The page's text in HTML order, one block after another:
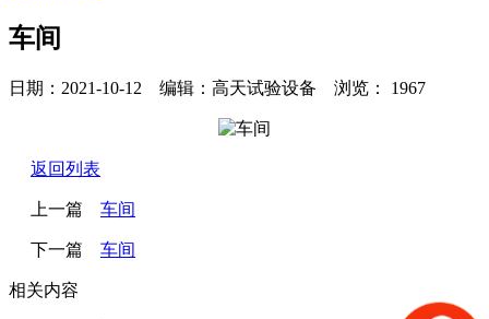
车间
日期：2021-10-12 编辑：高天试验设备 浏览： 1967
返回列表
上一篇 车间
下一篇 车间
相关内容